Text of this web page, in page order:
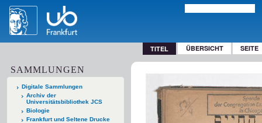
TITEL ÜBERSICHT SEITE
SAMMLUNGEN
Digitale Sammlungen
Archiv der
Universitätsbibliothek JCS
Biologie
Frankfurt und Seltene Drucke